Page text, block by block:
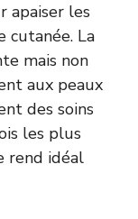
apaiser les
cutanée. La
mais non
aux peaux
des soins
les plus
rend idéal